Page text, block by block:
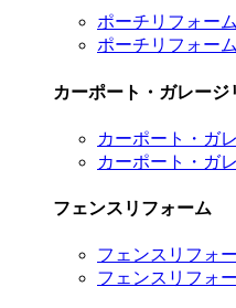
ポーチリフォー
ポーチリフォー
カーポート・ガレージ
カーポート・ガ
カーポート・ガ
フェンスリフォーム
フェンスリフォ
フェンスリフォ